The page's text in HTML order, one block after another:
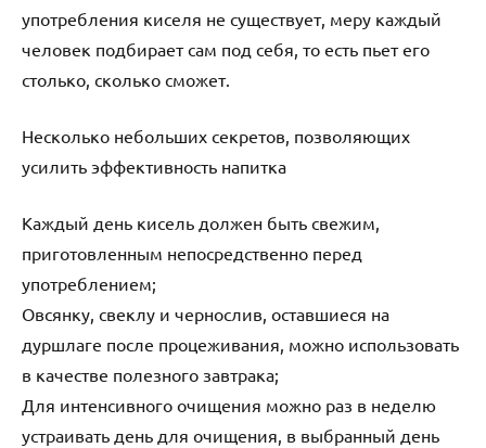
употребления киселя не существует, меру каждый
человек подбирает сам под себя, то есть пьет его
столько, сколько сможет.
Несколько небольших секретов, позволяющих
усилить эффективность напитка
Каждый день кисель должен быть свежим,
приготовленным непосредственно перед
употреблением;
Овсянку, свеклу и чернослив, оставшиеся на
дуршлаге после процеживания, можно использовать
в качестве полезного завтрака;
Для интенсивного очищения можно раз в неделю
устраивать день для очищения, в выбранный день